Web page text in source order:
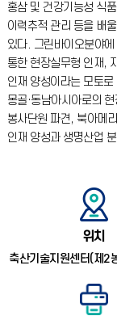
홍삼 및 건강기능성 식
이력추적 관리 등을 배
있다. 그린바이오분야
통한 현장실무형 인재,
인재 양성이라는 모토
몽골·동남아시아로의
봉사단원 파견, 북아메
인재 양성과 생명산업
위치
축산기술지원센터(제2